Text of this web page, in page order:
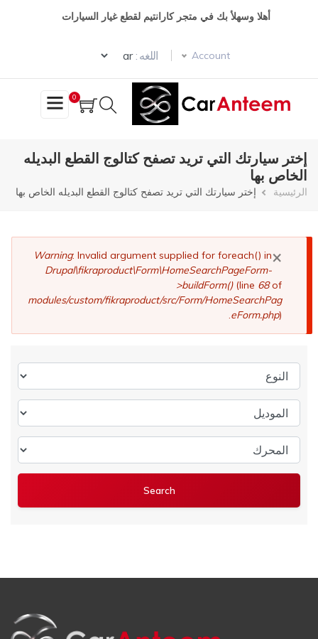
أهلا وسهلأ بك في متجر كارانتيم لقطع غيار السيارات
Account اللغه :
Select your language
0
إختر سيارتك التي تريد تصفح كتالوج القطع البديله
الخاص بها
مسار
الرئيسية إختر سيارتك التي تريد تصفح كتالوج القطع البديله الخاص بها
×
رسالة
الخطأ
Warning: Invalid argument supplied for foreach() in
Drupal\fikraproduct\Form\HomeSearchPageForm-
>buildForm()(line 68of
modules/custom/fikraproduct/src/Form/HomeSearchPag
eForm.php).
النوع
الموديل
المحرك